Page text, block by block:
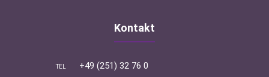
Kontakt
TEL +49 (251) 32 76 0